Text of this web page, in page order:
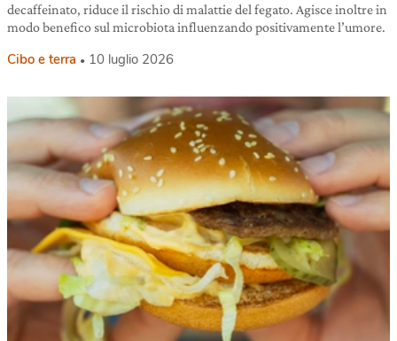
decaffeinato, riduce il rischio di malattie del fegato. Agisce inoltre in
modo benefico sul microbiota influenzando positivamente l’umore.
Cibo e terra 10 luglio 2026